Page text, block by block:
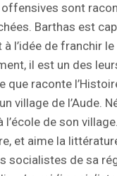
sont
Barthas est
l’idée de franchir
il est un des
que raconte
village de l’Aude.
de son
et aime la
socialistes de sa